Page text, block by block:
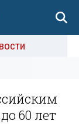
60 лет